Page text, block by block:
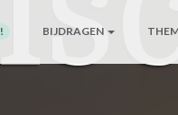
BIJDRAGEN